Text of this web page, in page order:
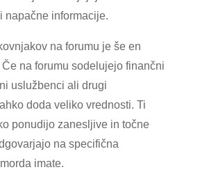
napačne informacije.
na forumu je še en
na forumu sodelujejo finančni
uslužbenci ali drugi
doda veliko vrednosti. Ti
ponudijo zanesljive in točne
na specifična
imate.